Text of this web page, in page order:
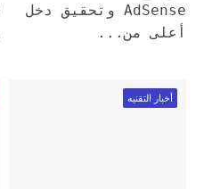
AdSense وتحقيق دخل
أعلى من...
أخبار التقنيه